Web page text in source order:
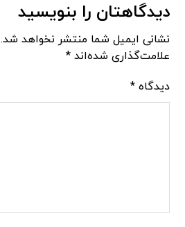
دیدگاهتان را بنویسید
نشانی ایمیل شما منتشر نخواهد شد.
علامت‌گذاری شده‌اند*
دیدگاه*